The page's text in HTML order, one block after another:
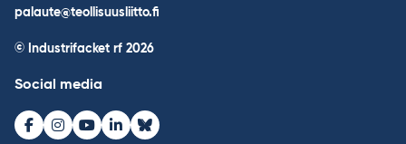
palaute@teollisuusliitto.fi
© Industrifacket rf 2026
Social media
Facebook
Instagram
Youtube
LinkedInBluesky